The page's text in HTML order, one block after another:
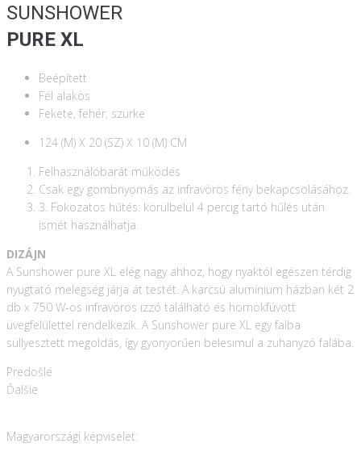
SUNSHOWER
PURE XL
Beépített
Fél alakos
Fekete, fehér, szürke
124 (M) X 20 (SZ) X 10 (M) CM
Felhasználóbarát működés
Csak egy gombnyomás az infravörös fény bekapcsolásához.
3. Fokozatos hűtés: körülbelül 4 percig tartó hűlés után
ismét használhatja.
DIZÁJN
A Sunshower pure XL elég nagy ahhoz, hogy nyaktól egészen térdig
nyugtató melegség járja át testét. A karcsú alumínium házban két 2
db x 750 W-os infravörös izzó található és homokfúvott
üvegfelülettel rendelkezik. A Sunshower pure XL egy falba
süllyesztett megoldás, így gyönyörűen belesimul a zuhanyzó falába.
Predošlé
Ďalšie
Magyarországi képviselet: